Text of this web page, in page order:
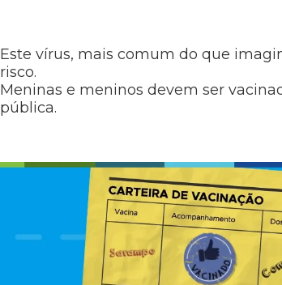
Este vírus, mais comum do que
risco.
Meninas e meninos devem ser
pública.